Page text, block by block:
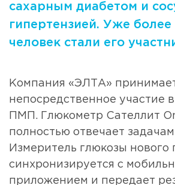
сахарным диабетом и
гипертензией. Уже более
человек стали его
Компания «ЭЛТА»
непосредственное участие
ПМП. Глюкометр Сателлит
полностью отвечает
Измеритель глюкозы нового
синхронизируется с
приложением и передает